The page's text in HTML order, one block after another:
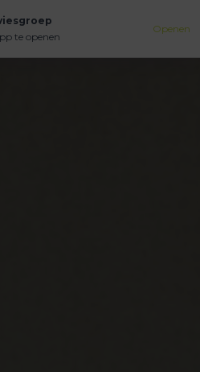
te openen
Openen